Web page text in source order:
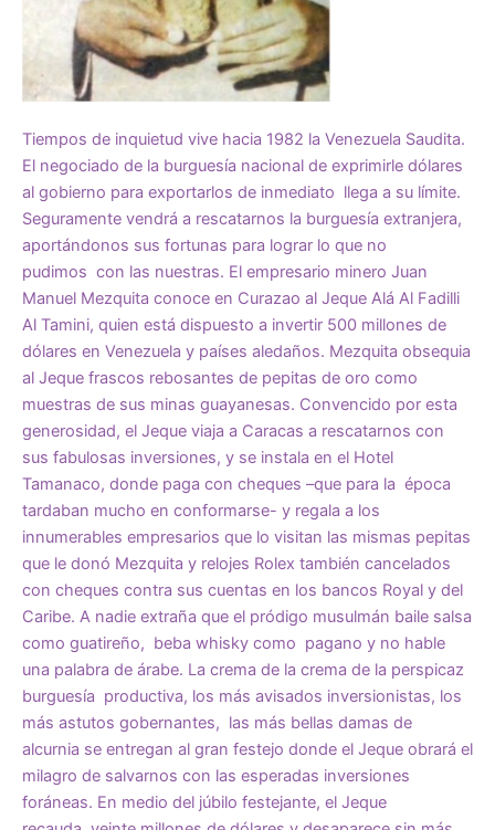
Tiempos de inquietud vive hacia 1982 la Venezuela Saudita.
El negociado de la burguesía nacional de exprimirle dólares
al gobierno para exportarlos de inmediato llega a su límite.
Seguramente vendrá a rescatarnos la burguesía extranjera,
aportándonos sus fortunas para lograr lo que no
pudimos con las nuestras. El empresario minero Juan
Manuel Mezquita conoce en Curazao al Jeque Alá Al Fadilli
Al Tamini, quien está dispuesto a invertir 500 millones de
dólares en Venezuela y países aledaños. Mezquita obsequia
al Jeque frascos rebosantes de pepitas de oro como
muestras de sus minas guayanesas. Convencido por esta
generosidad, el Jeque viaja a Caracas a rescatarnos con
sus fabulosas inversiones, y se instala en el Hotel
Tamanaco, donde paga con cheques –que para la época
tardaban mucho en conformarse- y regala a los
innumerables empresarios que lo visitan las mismas pepitas
que le donó Mezquita y relojes Rolex también cancelados
con cheques contra sus cuentas en los bancos Royal y del
Caribe. A nadie extraña que el pródigo musulmán baile salsa
como guatireño, beba whisky como pagano y no hable
una palabra de árabe. La crema de la crema de la perspicaz
burguesía productiva, los más avisados inversionistas, los
más astutos gobernantes, las más bellas damas de
alcurnia se entregan al gran festejo donde el Jeque obrará el
milagro de salvarnos con las esperadas inversiones
foráneas. En medio del júbilo festejante, el Jeque